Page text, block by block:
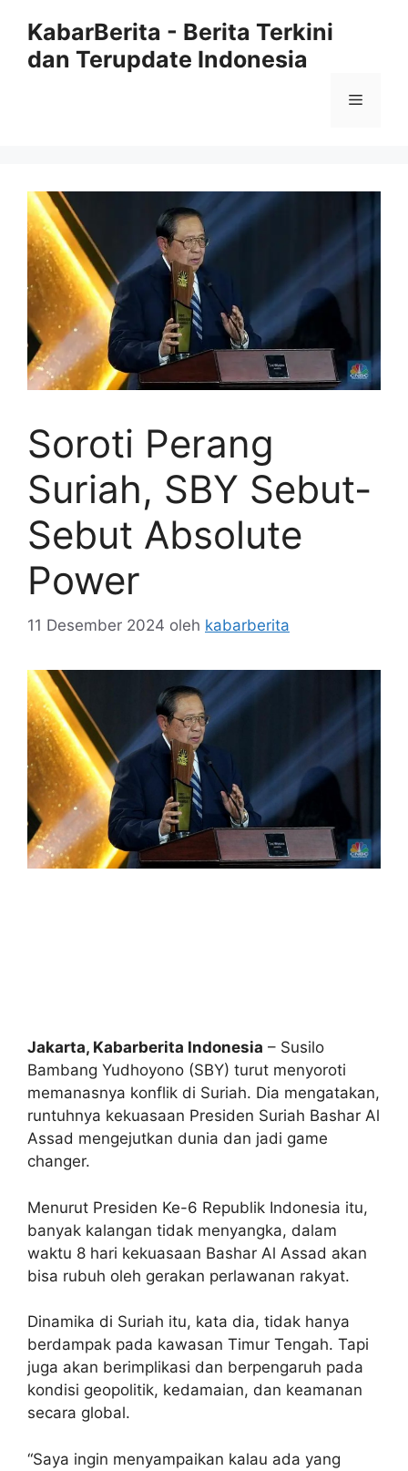
KabarBerita - Berita Terkini
dan Terupdate Indonesia
Menu
Soroti Perang
Suriah, SBY Sebut-
Sebut Absolute
Power
11 Desember 2024 oleh kabarberita
Jakarta, Kabarberita Indonesia – Susilo
Bambang Yudhoyono (SBY) turut menyoroti
memanasnya konflik di Suriah. Dia mengatakan,
runtuhnya kekuasaan Presiden Suriah Bashar Al
Assad mengejutkan dunia dan jadi game
changer.
Menurut Presiden Ke-6 Republik Indonesia itu,
banyak kalangan tidak menyangka, dalam
waktu 8 hari kekuasaan Bashar Al Assad akan
bisa rubuh oleh gerakan perlawanan rakyat.
Dinamika di Suriah itu, kata dia, tidak hanya
berdampak pada kawasan Timur Tengah. Tapi
juga akan berimplikasi dan berpengaruh pada
kondisi geopolitik, kedamaian, dan keamanan
secara global.
“Saya ingin menyampaikan kalau ada yang